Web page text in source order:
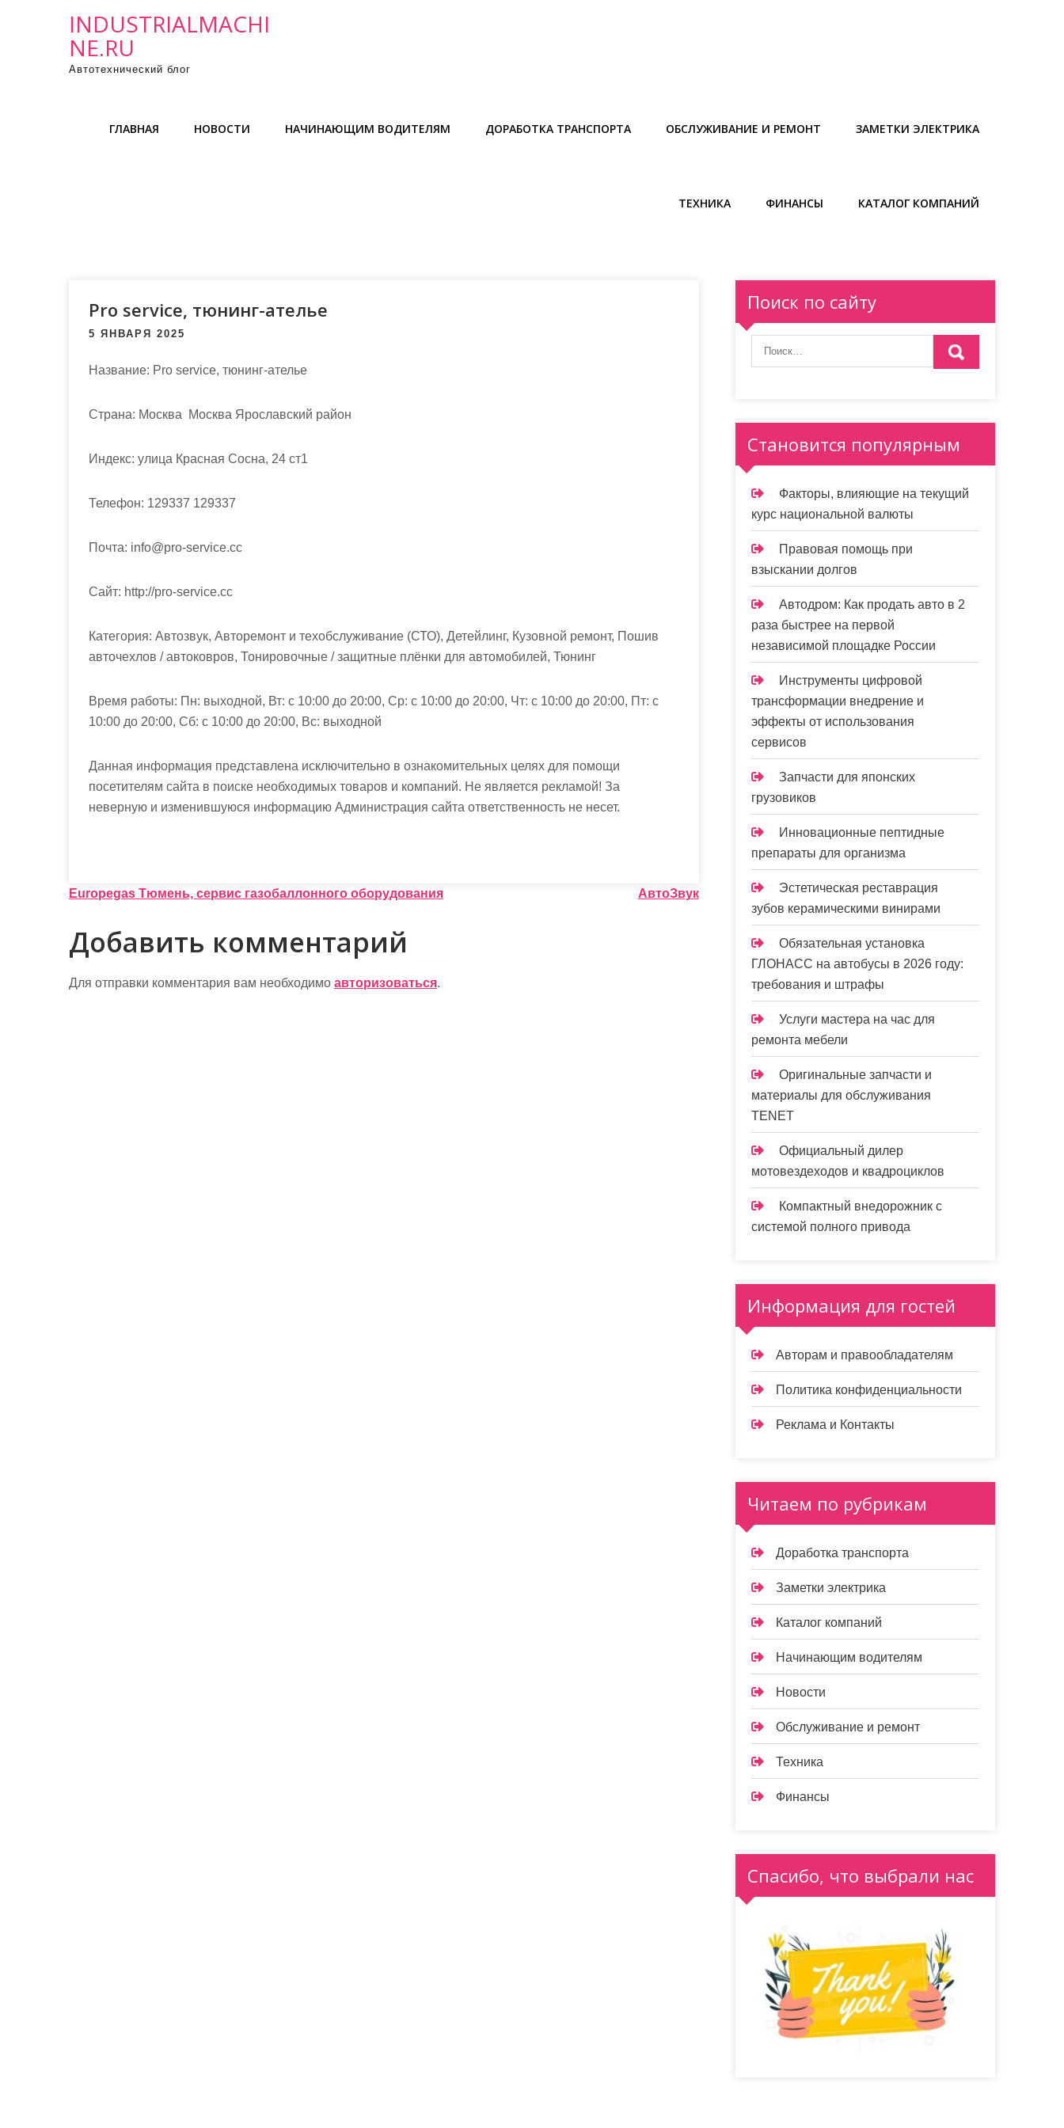
INDUSTRIALMACHI
NE.RU
Автотехнический блог
ГЛАВНАЯ НОВОСТИ НАЧИНАЮЩИМ ВОДИТЕЛЯМ ДОРАБОТКА ТРАНСПОРТА ОБСЛУЖИВАНИЕ И РЕМОНТ ЗАМЕТКИ ЭЛЕКТРИКА
ТЕХНИКА ФИНАНСЫ КАТАЛОГ КОМПАНИЙ
Pro service, тюнинг-ателье
5 ЯНВАРЯ 2025
Название: Pro service, тюнинг-ателье
Страна: Москва Москва Ярославский район
Индекс: улица Красная Сосна, 24 ст1
Телефон: 129337 129337
Почта: info@pro-service.cc
Cайт: http://pro-service.cc
Категория: Автозвук, Авторемонт и техобслуживание (СТО), Детейлинг, Кузовной ремонт, Пошив
авточехлов / автоковров, Тонировочные / защитные плёнки для автомобилей, Тюнинг
Время работы: Пн: выходной, Вт: с 10:00 до 20:00, Ср: с 10:00 до 20:00, Чт: с 10:00 до 20:00, Пт: с
10:00 до 20:00, Сб: с 10:00 до 20:00, Вс: выходной
Данная информация представлена исключительно в ознакомительных целях для помощи
посетителям сайта в поиске необходимых товаров и компаний. Не является рекламой! За
неверную и изменившуюся информацию Администрация сайта ответственность не несет.
Н
а
в
и
Europegas Тюмень, сервис газобаллонного оборудования АвтоЗвук
Добавить комментарий
Для отправки комментария вам необходимо авторизоваться.
Поиск по сайту
Становится популярным
Факторы, влияющие на текущий
курс национальной валюты
Правовая помощь при
взыскании долгов
Автодром: Как продать авто в 2
раза быстрее на первой
независимой площадке России
Инструменты цифровой
трансформации внедрение и
эффекты от использования
сервисов
Запчасти для японских
грузовиков
Инновационные пептидные
препараты для организма
Эстетическая реставрация
зубов керамическими винирами
Обязательная установка
ГЛОНАСС на автобусы в 2026 году:
требования и штрафы
Услуги мастера на час для
ремонта мебели
Оригинальные запчасти и
материалы для обслуживания
TENET
Официальный дилер
мотовездеходов и квадроциклов
Компактный внедорожник с
системой полного привода
Информация для гостей
Авторам и правообладателям
Политика конфиденциальности
Реклама и Контакты
Читаем по рубрикам
Доработка транспорта
Заметки электрика
Каталог компаний
Начинающим водителям
Новости
Обслуживание и ремонт
Техника
Финансы
Спасибо, что выбрали нас